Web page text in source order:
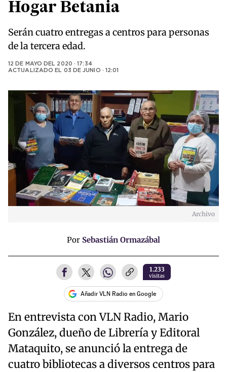
Hogar Betania
Serán cuatro entregas a centros para personas
de la tercera edad.
12 DE MAYO DEL 2020 · 17:34
ACTUALIZADO EL 03 DE JUNIO · 12:01
Archivo
Por Sebastián Ormazábal
1.233
visitas
Añadir VLN Radio en Google
En entrevista con VLN Radio, Mario
González, dueño de Librería y Editoral
Mataquito, se anunció la entrega de
cuatro bibliotecas a diversos centros para